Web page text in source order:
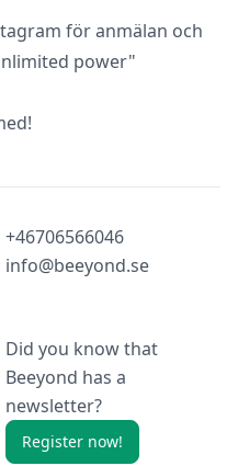
för anmälan och
power"
+46706566046
info@beeyond.se
Did you know that
Beeyond has a
newsletter?
Register now!